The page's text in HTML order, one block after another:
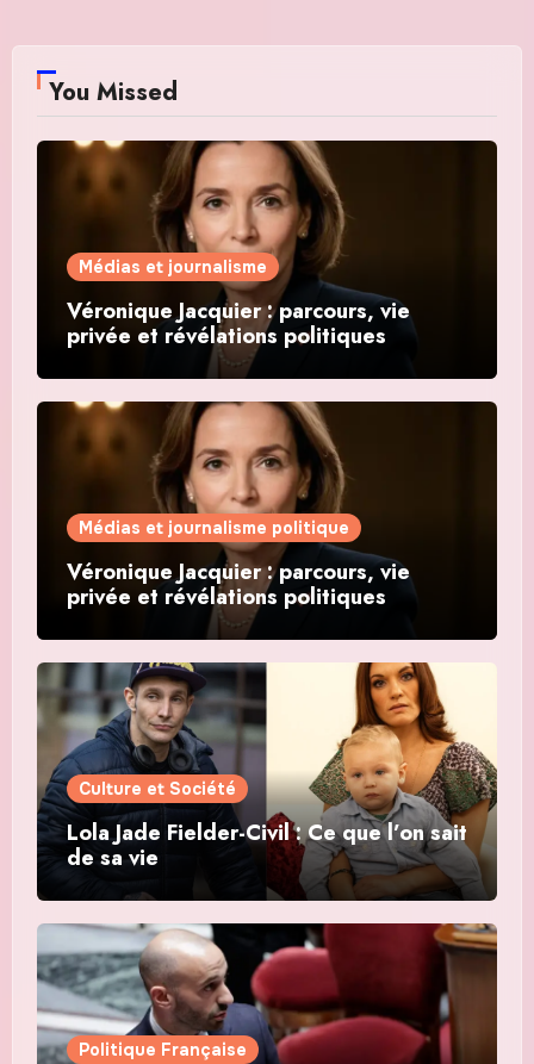
You Missed
Médias et journalisme
Véronique Jacquier : parcours, vie
privée et révélations politiques
Médias et journalisme politique
Véronique Jacquier : parcours, vie
privée et révélations politiques
Culture et Société
Lola Jade Fielder-Civil : Ce que l’on sait
de sa vie
Politique Française